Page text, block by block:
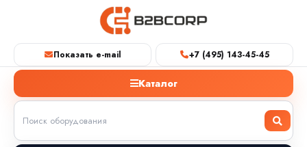
Показать e-mail +7 (495) 143-45-45
Каталог